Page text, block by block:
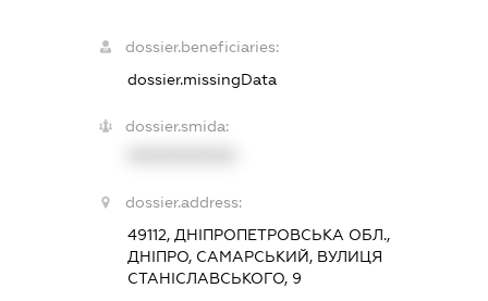
dossier.beneficiaries:
dossier.missingData
dossier.smida:
dossier.address:
49112, ДНІПРОПЕТРОВСЬКА ОБЛ.,
ДНІПРО, САМАРСЬКИЙ, ВУЛИЦЯ
СТАНІСЛАВСЬКОГО, 9